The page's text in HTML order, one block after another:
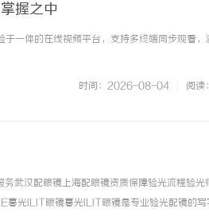
握之中
一体的在线视频平台，支持多终端同步观看
时间：2026-08-04 阅读
武汉配眼镜上海配眼镜资质保障验光流程验光
ILIT眼镜暮光ILIT眼镜是专业验光配镜的写